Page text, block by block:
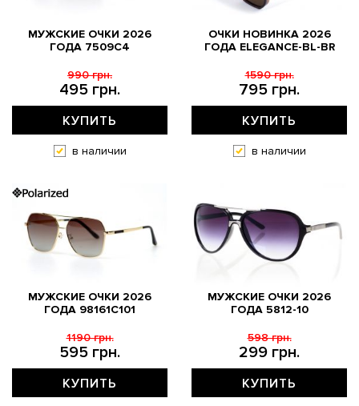
МУЖСКИЕ ОЧКИ 2026
ГОДА 7509C4
495 грн.
990 грн.
КУПИТЬ
в наличии
ОЧКИ НОВИНКА 2026
ГОДА ELEGANCE-BL-BR
795 грн.
1590 грн.
КУПИТЬ
в наличии
МУЖСКИЕ ОЧКИ 2026
ГОДА 98161C101
595 грн.
1190 грн.
КУПИТЬ
МУЖСКИЕ ОЧКИ 2026
ГОДА 5812-10
299 грн.
598 грн.
КУПИТЬ